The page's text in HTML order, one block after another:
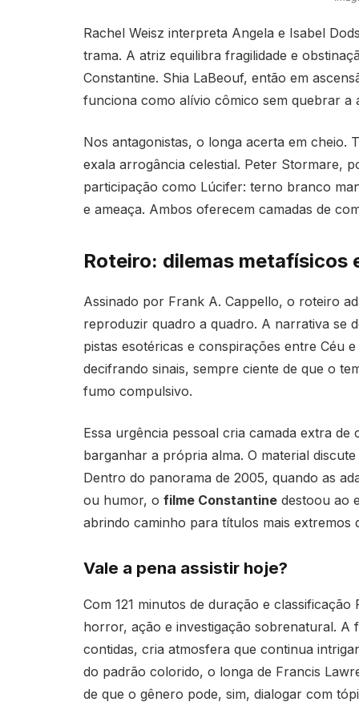
Rachel Weisz interpreta Angela e Isabel
trama. A atriz equilibra fragilidade e
Constantine. Shia LaBeouf, então em
funciona como alívio cômico sem quebrar a
Nos antagonistas, o longa acerta em cheio.
exala arrogância celestial. Peter Stormare,
participação como Lúcifer: terno branco
e ameaça. Ambos oferecem camadas de
Roteiro: dilemas metafísicos
Assinado por Frank A. Cappello, o roteiro
reproduzir quadro a quadro. A narrativa se
pistas esotéricas e conspirações entre Céu
decifrando sinais, sempre ciente de que o
fumo compulsivo.
Essa urgência pessoal cria camada extra
barganhar a própria alma. O material
Dentro do panorama de 2005, quando as
ou humor, o filme Constantinedestoou ao
abrindo caminho para títulos mais extremos
Vale a pena assistir hoje?
Com 121 minutos de duração e
horror, ação e investigação sobrenatural. A
contidas, cria atmosfera que continua
do padrão colorido, o longa de Francis
de que o gênero pode, sim, dialogar com